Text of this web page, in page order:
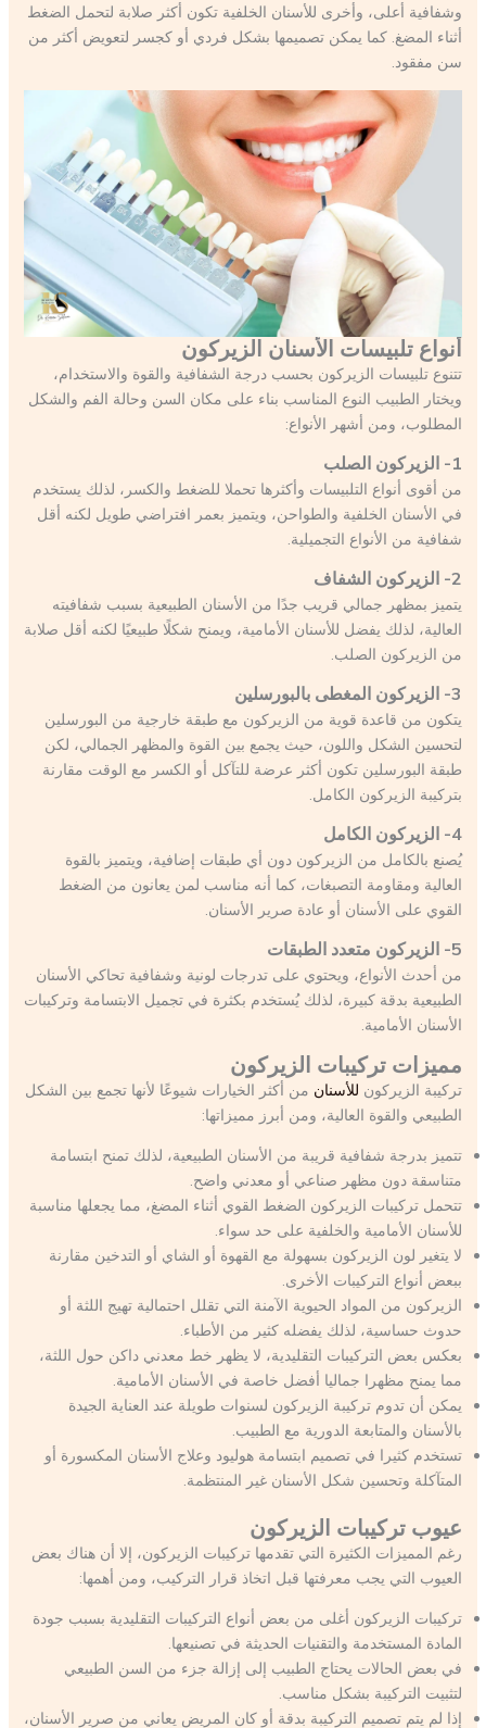
وشفافية أعلى، وأخرى للأسنان الخلفية تكون أكثر صلابة لتحمل الضغط
أثناء المضغ. كما يمكن تصميمها بشكل فردي أو كجسر لتعويض أكثر من
سن مفقود.
أنواع تلبيسات الأسنان الزيركون
تتنوع تلبيسات الزيركون بحسب درجة الشفافية والقوة والاستخدام،
ويختار الطبيب النوع المناسب بناء على مكان السن وحالة الفم والشكل
المطلوب، ومن أشهر الأنواع:
1- الزيركون الصلب
من أقوى أنواع التلبيسات وأكثرها تحملا للضغط والكسر، لذلك يستخدم
في الأسنان الخلفية والطواحن، ويتميز بعمر افتراضي طويل لكنه أقل
شفافية من الأنواع التجميلية.
2- الزيركون الشفاف
يتميز بمظهر جمالي قريب جدًا من الأسنان الطبيعية بسبب شفافيته
العالية، لذلك يفضل للأسنان الأمامية، ويمنح شكلًا طبيعيًا لكنه أقل صلابة
من الزيركون الصلب.
3- الزيركون المغطى بالبورسلين
يتكون من قاعدة قوية من الزيركون مع طبقة خارجية من البورسلين
لتحسين الشكل واللون، حيث يجمع بين القوة والمظهر الجمالي، لكن
طبقة البورسلين تكون أكثر عرضة للتآكل أو الكسر مع الوقت مقارنة
بتركيبة الزيركون الكامل.
4- الزيركون الكامل
يُصنع بالكامل من الزيركون دون أي طبقات إضافية، ويتميز بالقوة
العالية ومقاومة التصبغات، كما أنه مناسب لمن يعانون من الضغط
القوي على الأسنان أو عادة صرير الأسنان.
5- الزيركون متعدد الطبقات
من أحدث الأنواع، ويحتوي على تدرجات لونية وشفافية تحاكي الأسنان
الطبيعية بدقة كبيرة، لذلك يُستخدم بكثرة في تجميل الابتسامة وتركيبات
الأسنان الأمامية.
مميزات تركيبات الزيركون
تركيبة الزيركون للأسنان من أكثر الخيارات شيوعًا لأنها تجمع بين الشكل
الطبيعي والقوة العالية، ومن أبرز مميزاتها:
تتميز بدرجة شفافية قريبة من الأسنان الطبيعية، لذلك تمنح ابتسامة
متناسقة دون مظهر صناعي أو معدني واضح.
تتحمل تركيبات الزيركون الضغط القوي أثناء المضغ، مما يجعلها مناسبة
للأسنان الأمامية والخلفية على حد سواء.
لا يتغير لون الزيركون بسهولة مع القهوة أو الشاي أو التدخين مقارنة
ببعض أنواع التركيبات الأخرى.
الزيركون من المواد الحيوية الآمنة التي تقلل احتمالية تهيج اللثة أو
حدوث حساسية، لذلك يفضله كثير من الأطباء.
بعكس بعض التركيبات التقليدية، لا يظهر خط معدني داكن حول اللثة،
مما يمنح مظهرا جماليا أفضل خاصة في الأسنان الأمامية.
يمكن أن تدوم تركيبة الزيركون لسنوات طويلة عند العناية الجيدة
بالأسنان والمتابعة الدورية مع الطبيب.
تستخدم كثيرا في تصميم ابتسامة هوليود وعلاج الأسنان المكسورة أو
المتآكلة وتحسين شكل الأسنان غير المنتظمة.
عيوب تركيبات الزيركون
رغم المميزات الكثيرة التي تقدمها تركيبات الزيركون، إلا أن هناك بعض
العيوب التي يجب معرفتها قبل اتخاذ قرار التركيب، ومن أهمها:
تركيبات الزيركون أغلى من بعض أنواع التركيبات التقليدية بسبب جودة
المادة المستخدمة والتقنيات الحديثة في تصنيعها.
في بعض الحالات يحتاج الطبيب إلى إزالة جزء من السن الطبيعي
لتثبيت التركيبة بشكل مناسب.
إذا لم يتم تصميم التركيبة بدقة أو كان المريض يعاني من صرير الأسنان،